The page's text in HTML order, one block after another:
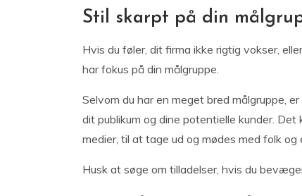
Stil skarpt på din
Hvis du føler, dit firma ikke rigtig vokser,
har fokus på din målgruppe.
Selvom du har en meget bred målgruppe,
dit publikum og dine potentielle kunder.
medier, til at tage ud og mødes med folk
Husk at søge om tilladelser, hvis du